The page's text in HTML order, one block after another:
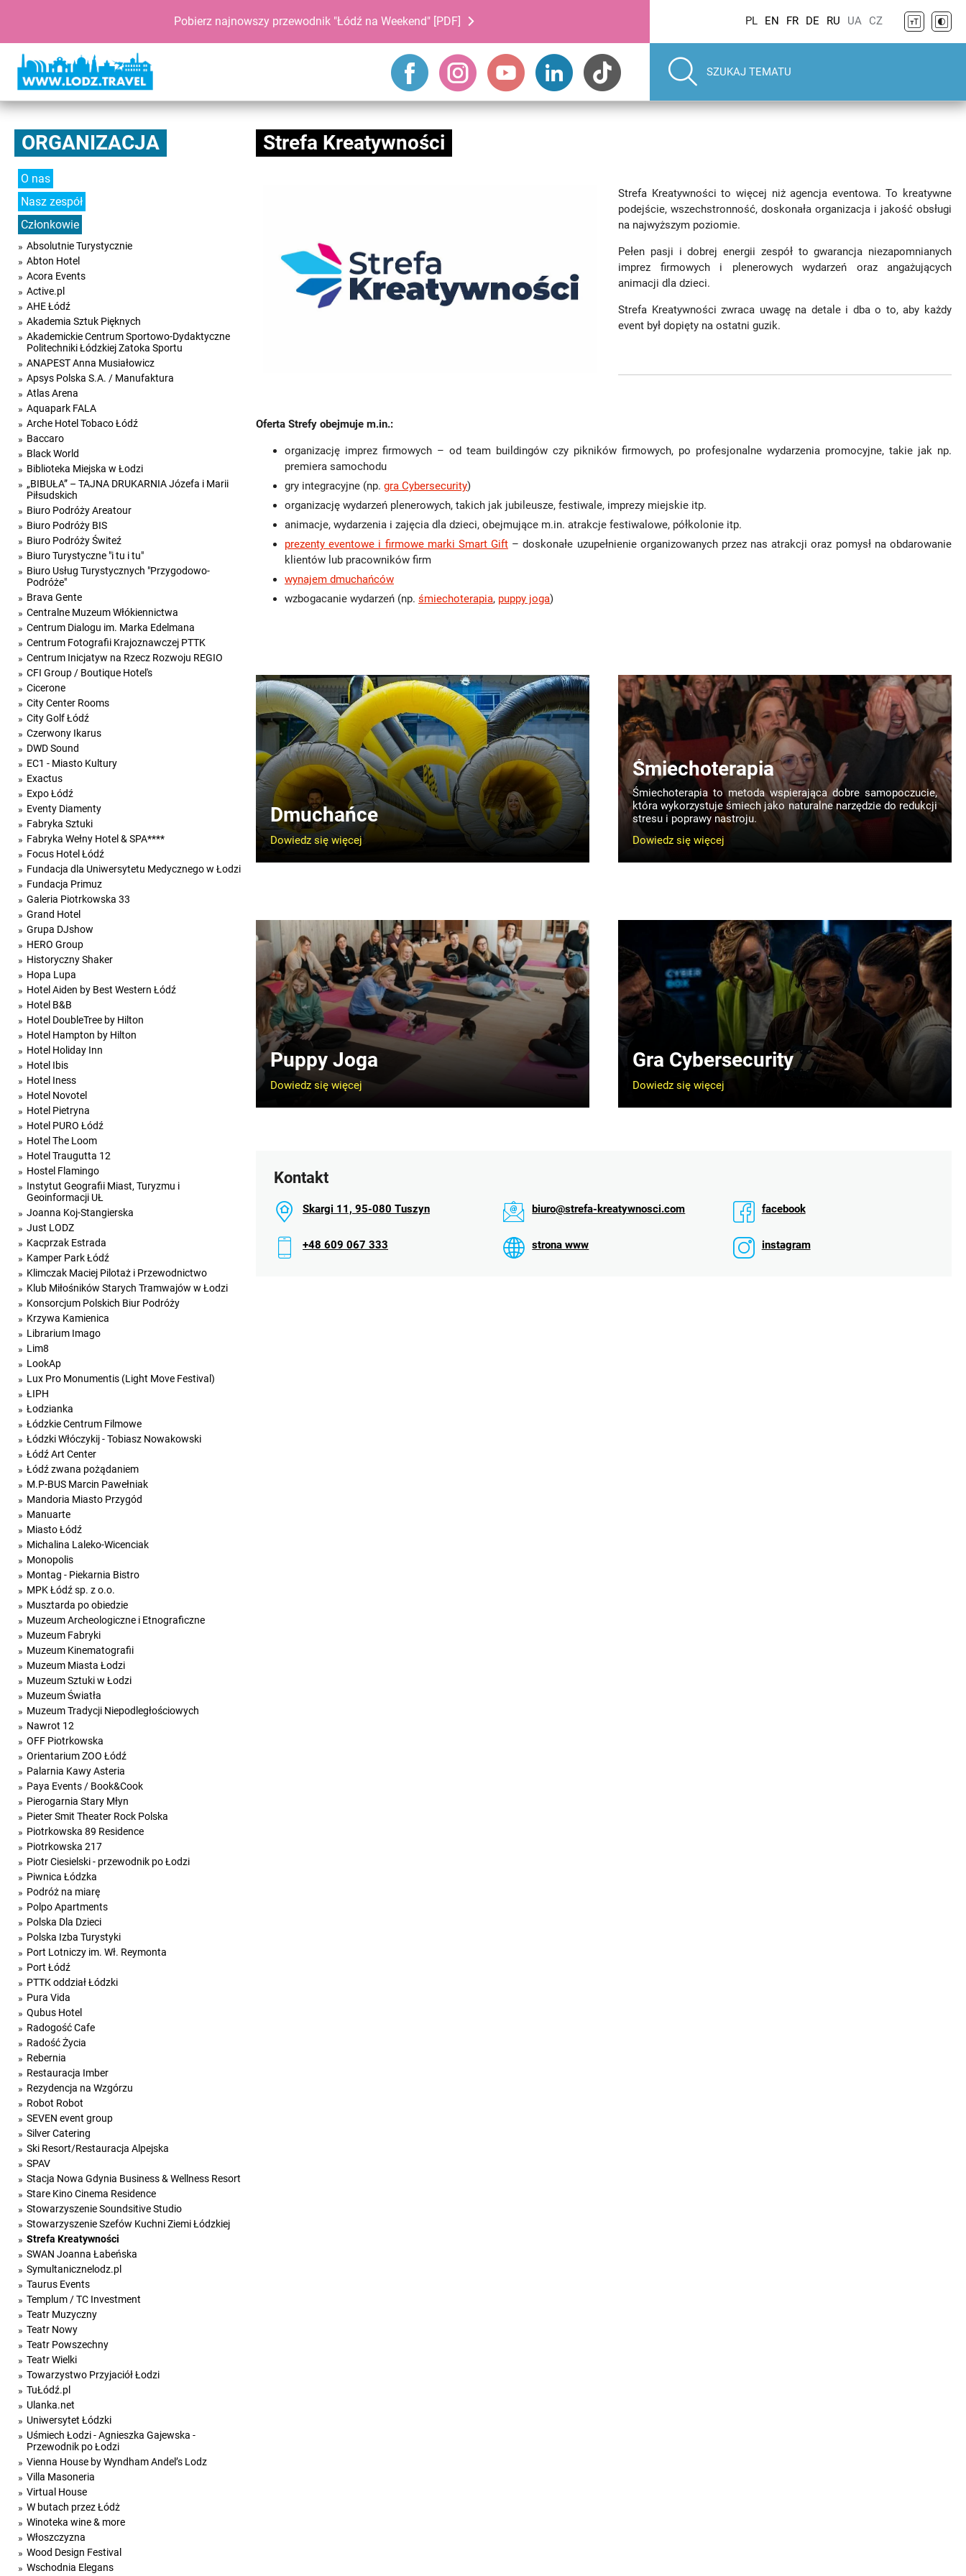
Pobierz najnowszy przewodnik "Łódź na Weekend" [PDF] PL EN FR DE RU UA CZ
ORGANIZACJA
O nas
Nasz zespół
Członkowie
Absolutnie Turystycznie
Abton Hotel
Acora Events
Active.pl
AHE Łódź
Akademia Sztuk Pięknych
Akademickie Centrum Sportowo-Dydaktyczne
Politechniki Łódzkiej Zatoka Sportu
ANAPEST Anna Musiałowicz
Apsys Polska S.A. / Manufaktura
Atlas Arena
Aquapark FALA
Arche Hotel Tobaco Łódź
Baccaro
Black World
Biblioteka Miejska w Łodzi
„BIBUŁA” – TAJNA DRUKARNIA Józefa i Marii
Piłsudskich
Biuro Podróży Areatour
Biuro Podróży BIS
Biuro Podróży Świteź
Biuro Turystyczne "i tu i tu"
Biuro Usług Turystycznych "Przygodowo-
Podróże"
Brava Gente
Centralne Muzeum Włókiennictwa
Centrum Dialogu im. Marka Edelmana
Centrum Fotografii Krajoznawczej PTTK
Centrum Inicjatyw na Rzecz Rozwoju REGIO
CFI Group / Boutique Hotel's
Cicerone
City Center Rooms
City Golf Łódź
Czerwony Ikarus
DWD Sound
EC1 - Miasto Kultury
Exactus
Expo Łódź
Eventy Diamenty
Fabryka Sztuki
Fabryka Wełny Hotel & SPA****
Focus Hotel Łódź
Fundacja dla Uniwersytetu Medycznego w Łodzi
Fundacja Primuz
Galeria Piotrkowska 33
Grand Hotel
Grupa DJshow
HERO Group
Historyczny Shaker
Hopa Lupa
Hotel Aiden by Best Western Łódź
Hotel B&B
Hotel DoubleTree by Hilton
Hotel Hampton by Hilton
Hotel Holiday Inn
Hotel Ibis
Hotel Iness
Hotel Novotel
Hotel Pietryna
Hotel PURO Łódź
Hotel The Loom
Hotel Traugutta 12
Hostel Flamingo
Instytut Geografii Miast, Turyzmu i
Geoinformacji UŁ
Joanna Koj-Stangierska
Just LODZ
Kacprzak Estrada
Kamper Park Łódź
Klimczak Maciej Pilotaż i Przewodnictwo
Klub Miłośników Starych Tramwajów w Łodzi
Konsorcjum Polskich Biur Podróży
Krzywa Kamienica
Librarium Imago
Lim8
LookAp
Lux Pro Monumentis (Light Move Festival)
ŁIPH
Łodzianka
Łódzkie Centrum Filmowe
Łódzki Włóczykij - Tobiasz Nowakowski
Łódź Art Center
Łódź zwana pożądaniem
M.P-BUS Marcin Pawełniak
Mandoria Miasto Przygód
Manuarte
Miasto Łódź
Michalina Laleko-Wicenciak
Monopolis
Montag - Piekarnia Bistro
MPK Łódź sp. z o.o.
Musztarda po obiedzie
Muzeum Archeologiczne i Etnograficzne
Muzeum Fabryki
Muzeum Kinematografii
Muzeum Miasta Łodzi
Muzeum Sztuki w Łodzi
Muzeum Światła
Muzeum Tradycji Niepodległościowych
Nawrot 12
OFF Piotrkowska
Orientarium ZOO Łódź
Palarnia Kawy Asteria
Paya Events / Book&Cook
Pierogarnia Stary Młyn
Pieter Smit Theater Rock Polska
Piotrkowska 89 Residence
Piotrkowska 217
Piotr Ciesielski - przewodnik po Łodzi
Piwnica Łódzka
Podróż na miarę
Polpo Apartments
Polska Dla Dzieci
Polska Izba Turystyki
Port Lotniczy im. Wł. Reymonta
Port Łódź
PTTK oddział Łódzki
Pura Vida
Qubus Hotel
Radogość Cafe
Radość Życia
Rebernia
Restauracja Imber
Rezydencja na Wzgórzu
Robot Robot
SEVEN event group
Silver Catering
Ski Resort/Restauracja Alpejska
SPAV
Stacja Nowa Gdynia Business & Wellness Resort
Stare Kino Cinema Residence
Stowarzyszenie Soundsitive Studio
Stowarzyszenie Szefów Kuchni Ziemi Łódzkiej
Strefa Kreatywności
SWAN Joanna Łabeńska
Symultanicznelodz.pl
Taurus Events
Templum / TC Investment
Teatr Muzyczny
Teatr Nowy
Teatr Powszechny
Teatr Wielki
Towarzystwo Przyjaciół Łodzi
TuŁódź.pl
Ulanka.net
Uniwersytet Łódzki
Uśmiech Łodzi - Agnieszka Gajewska -
Przewodnik po Łodzi
Vienna House by Wyndham Andel’s Lodz
Villa Masoneria
Virtual House
W butach przez Łódż
Winoteka wine & more
Włoszczyzna
Wood Design Festival
Wschodnia Elegans
Strefa Kreatywności
Strefa Kreatywności to więcej niż agencja eventowa. To kreatywne
podejście, wszechstronność, doskonała organizacja i jakość obsługi
na najwyższym poziomie.
Pełen pasji i dobrej energii zespół to gwarancja niezapomnianych
imprez firmowych i plenerowych wydarzeń oraz angażujących
animacji dla dzieci.
Strefa Kreatywności zwraca uwagę na detale i dba o to, aby każdy
event był dopięty na ostatni guzik.
Oferta Strefy obejmuje m.in.:
organizację imprez firmowych – od team buildingów czy pikników firmowych, po profesjonalne wydarzenia promocyjne, takie jak np.
premiera samochodu
gry integracyjne (np. gra Cybersecurity)
organizację wydarzeń plenerowych, takich jak jubileusze, festiwale, imprezy miejskie itp.
animacje, wydarzenia i zajęcia dla dzieci, obejmujące m.in. atrakcje festiwalowe, półkolonie itp.
prezenty eventowe i firmowe marki Smart Gift – doskonałe uzupełnienie organizowanych przez nas atrakcji oraz pomysł na obdarowanie
klientów lub pracowników firm
wynajem dmuchańców
wzbogacanie wydarzeń (np. śmiechoterapia, puppy joga)
Dmuchańce
Dowiedz się więcej
Śmiechoterapia
Śmiechoterapia to metoda wspierająca dobre samopoczucie,
która wykorzystuje śmiech jako naturalne narzędzie do redukcji
stresu i poprawy nastroju.
Dowiedz się więcej
Puppy Joga
Dowiedz się więcej
Gra Cybersecurity
Dowiedz się więcej
Kontakt
Skargi 11, 95-080 Tuszyn biuro@strefa-kreatywnosci.com facebook
+48 609 067 333 strona www instagram